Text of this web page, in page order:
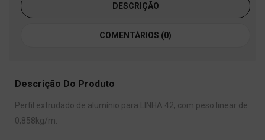
DESCRIÇÃO
COMENTÁRIOS (0)
Descrição Do Produto
Perfil extrudado de alumínio para LINHA 42, com peso linear de
0,858kg/m.